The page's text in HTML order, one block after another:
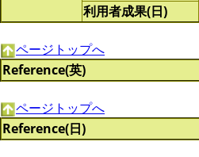
利用者成果(日)
ページトップへ
Reference(英)
ページトップへ
Reference(日)